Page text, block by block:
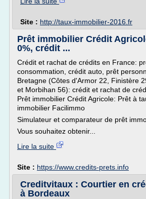
Site : http://taux-immobilier-2016.fr
Prêt immobilier Crédit
0%, crédit ...
Crédit et rachat de crédits en France:
consommation, crédit auto, prêt
Bretagne (Côtes d'Armor 22, Finistère
et Morbihan 56): crédit et rachat de
Prêt immobilier Crédit Agricole: Prêt à
immobilier Facilimmo
Simulateur et comparateur de prêt
Vous souhaitez obtenir...
Lire la suite
Site : https://www.credits-prets.info
Creditvitaux : Courtier en
à Bordeaux